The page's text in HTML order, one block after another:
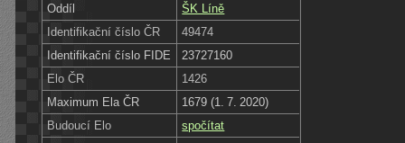
Oddíl
ŠK Líně
Identifikační číslo ČR
49474
Identifikační číslo FIDE
23727160
Elo ČR
1426
Maximum Ela ČR
1679 (1. 7. 2020)
Budoucí Elo
spočítat